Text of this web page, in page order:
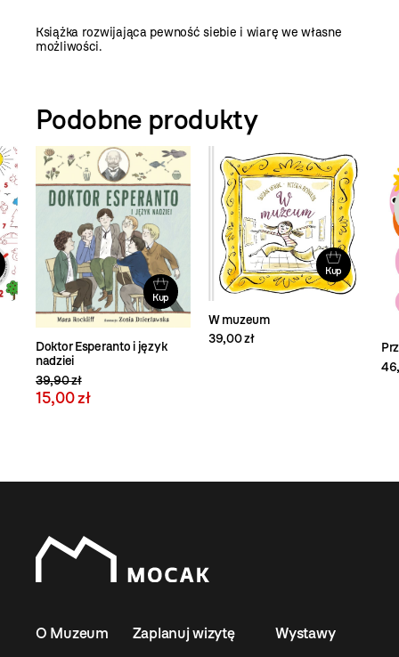
Książka rozwijająca pewność siebie i wiarę we własne
możliwości.
Podobne produkty
Kup
Doktor Esperanto i język
nadziei
39,90 zł
15,00 zł
Kup
W muzeum
39,00 zł
O Muzeum Zaplanuj wizytę Wystawy